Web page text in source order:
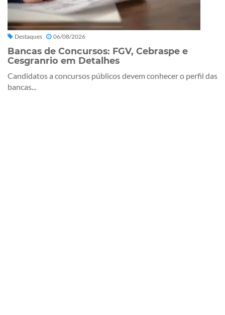
Destaques 06/08/2026
Bancas de Concursos: FGV, Cebraspe e
Cesgranrio em Detalhes
Candidatos a concursos públicos devem conhecer o perfil das
bancas...